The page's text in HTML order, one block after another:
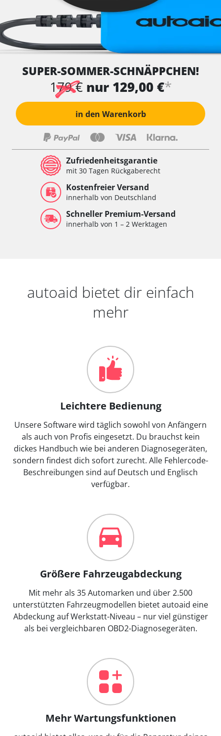
SUPER-SOMMER-SCHNÄPPCHEN!
179 € nur 129,00 €*
in den Warenkorb
Zufriedenheitsgarantie
mit 30 Tagen Rückgaberecht
Kostenfreier Versand
innerhalb von Deutschland
Schneller Premium-Versand
innerhalb von 1 – 2 Werktagen
autoaid bietet dir einfach
mehr
Leichtere Bedienung
Unsere Software wird täglich sowohl von Anfängern
als auch von Profis eingesetzt. Du brauchst kein
dickes Handbuch wie bei anderen Diagnosegeräten,
sondern findest dich sofort zurecht. Alle Fehlercode-
Beschreibungen sind auf Deutsch und Englisch
verfügbar.
Größere Fahrzeugabdeckung
Mit mehr als 35 Automarken und über 2.500
unterstützten Fahrzeugmodellen bietet autoaid eine
Abdeckung auf Werkstatt-Niveau – nur viel günstiger
als bei vergleichbaren OBD2-Diagnosegeräten.
Mehr Wartungsfunktionen